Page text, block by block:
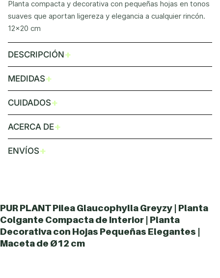
Planta compacta y decorativa con pequeñas hojas en tonos
suaves que aportan ligereza y elegancia a cualquier rincón.
12x20 cm
DESCRIPCIÓN+
MEDIDAS+
CUIDADOS+
ACERCA DE+
ENVÍOS+
PUR PLANT Pilea Glaucophylla Greyzy | Planta
Colgante Compacta de Interior | Planta
Decorativa con Hojas Pequeñas Elegantes |
Maceta de Ø12 cm